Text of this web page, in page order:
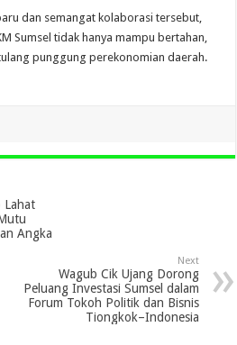
dan semangat kolaborasi tersebut,
Sumsel tidak hanya mampu bertahan,
punggung perekonomian daerah.
Lahat
Angka
Next
Wagub Cik Ujang Dorong
Peluang Investasi Sumsel dalam
Forum Tokoh Politik dan Bisnis
Tiongkok–Indonesia